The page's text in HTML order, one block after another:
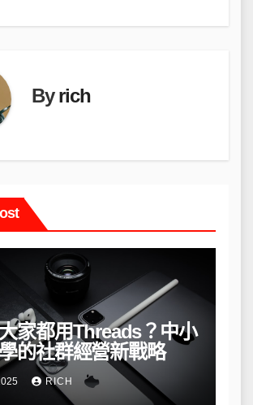
Byrich
家都用Threads？中小
的社群經營新戰略
RICH